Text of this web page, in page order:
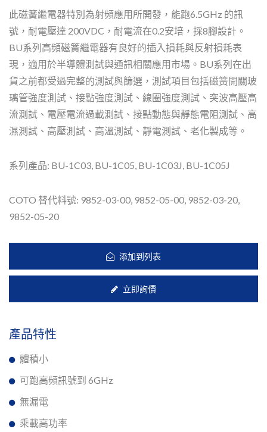
此磁簧繼電器特別為射頻應用所開發，能跑6.5GHz 的訊
號，耐電壓達 200VDC，耐電流在0.2安培，採8腳設計。
BU系列高頻磁簧繼電器有良好的插入損耗與反射損耗表
現，適用於半導體測試與通訊相關應用市場。BU系列在出
貨之前都受過完整的測試與篩選，測試項目包括磁簧開關玻
璃管強度測試、接點強度測試、線圈強度測試、突波高壓高
流測試、電壓電流過載測試、接點動態與靜態電阻測試、高
濕測試、高壓測試、高溫測試、靜電測試、老化製成等。
系列產品: BU-1C03, BU-1C05, BU-1C03J, BU-1C05J
COTO 替代料號: 9852-03-00, 9852-05-00, 9852-03-20,
9852-05-20
添加到列表
立即詢價
產品特性
體積小
可跑高頻訊號到 6GHz
無漏電
乘載高功率